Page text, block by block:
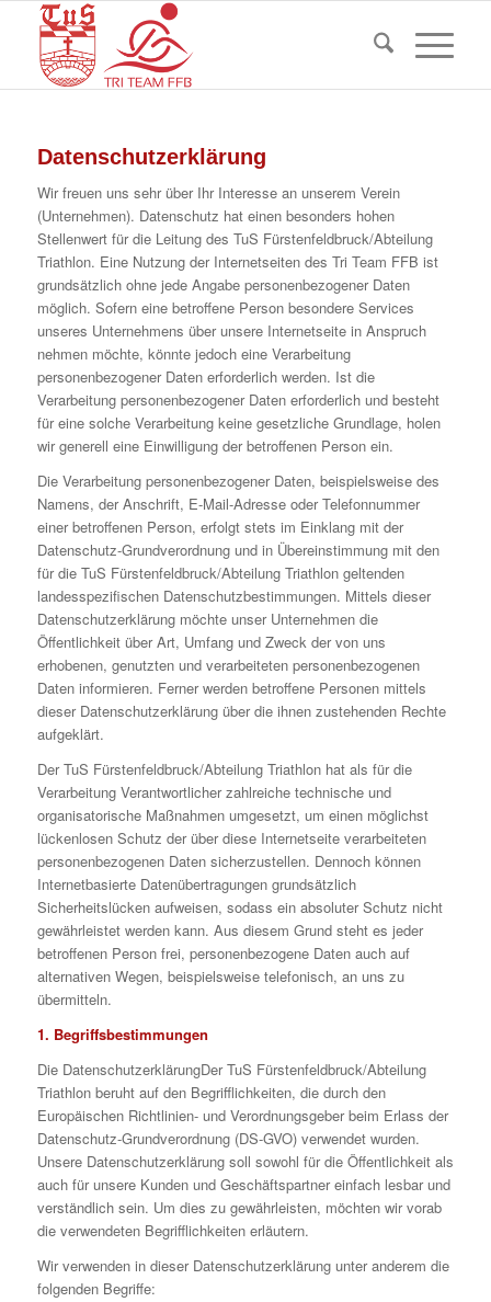
Datenschutzerklärung
Wir freuen uns sehr über Ihr Interesse an unserem Verein
(Unternehmen). Datenschutz hat einen besonders hohen
Stellenwert für die Leitung des TuS Fürstenfeldbruck/Abteilung
Triathlon. Eine Nutzung der Internetseiten des Tri Team FFB ist
grundsätzlich ohne jede Angabe personenbezogener Daten
möglich. Sofern eine betroffene Person besondere Services
unseres Unternehmens über unsere Internetseite in Anspruch
nehmen möchte, könnte jedoch eine Verarbeitung
personenbezogener Daten erforderlich werden. Ist die
Verarbeitung personenbezogener Daten erforderlich und besteht
für eine solche Verarbeitung keine gesetzliche Grundlage, holen
wir generell eine Einwilligung der betroffenen Person ein.
Die Verarbeitung personenbezogener Daten, beispielsweise des
Namens, der Anschrift, E-Mail-Adresse oder Telefonnummer
einer betroffenen Person, erfolgt stets im Einklang mit der
Datenschutz-Grundverordnung und in Übereinstimmung mit den
für die TuS Fürstenfeldbruck/Abteilung Triathlon geltenden
landesspezifischen Datenschutzbestimmungen. Mittels dieser
Datenschutzerklärung möchte unser Unternehmen die
Öffentlichkeit über Art, Umfang und Zweck der von uns
erhobenen, genutzten und verarbeiteten personenbezogenen
Daten informieren. Ferner werden betroffene Personen mittels
dieser Datenschutzerklärung über die ihnen zustehenden Rechte
aufgeklärt.
Der TuS Fürstenfeldbruck/Abteilung Triathlon hat als für die
Verarbeitung Verantwortlicher zahlreiche technische und
organisatorische Maßnahmen umgesetzt, um einen möglichst
lückenlosen Schutz der über diese Internetseite verarbeiteten
personenbezogenen Daten sicherzustellen. Dennoch können
Internetbasierte Datenübertragungen grundsätzlich
Sicherheitslücken aufweisen, sodass ein absoluter Schutz nicht
gewährleistet werden kann. Aus diesem Grund steht es jeder
betroffenen Person frei, personenbezogene Daten auch auf
alternativen Wegen, beispielsweise telefonisch, an uns zu
übermitteln.
1. Begriffsbestimmungen
Die DatenschutzerklärungDer TuS Fürstenfeldbruck/Abteilung
Triathlon beruht auf den Begrifflichkeiten, die durch den
Europäischen Richtlinien- und Verordnungsgeber beim Erlass der
Datenschutz-Grundverordnung (DS-GVO) verwendet wurden.
Unsere Datenschutzerklärung soll sowohl für die Öffentlichkeit als
auch für unsere Kunden und Geschäftspartner einfach lesbar und
verständlich sein. Um dies zu gewährleisten, möchten wir vorab
die verwendeten Begrifflichkeiten erläutern.
Wir verwenden in dieser Datenschutzerklärung unter anderem die
folgenden Begriffe: